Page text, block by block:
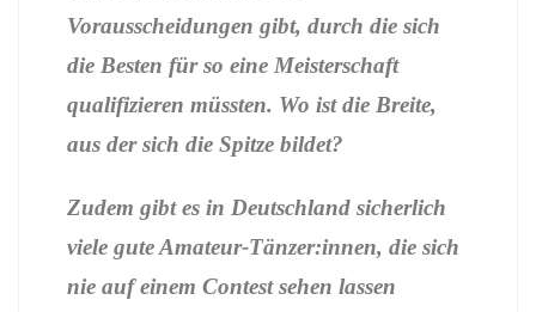
Vorausscheidungen gibt, durch die sich
die Besten für so eine Meisterschaft
qualifizieren müssten. Wo ist die Breite,
aus der sich die Spitze bildet?
Zudem gibt es in Deutschland sicherlich
viele gute Amateur-Tänzer:innen, die sich
nie auf einem Contest sehen lassen